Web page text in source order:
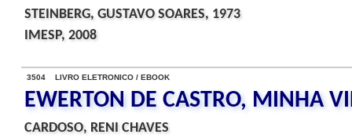
STEINBERG, GUSTAVO SOARES, 1973
IMESP, 2008
3504 LIVRO ELETRONICO / EBOOK
EWERTON DE CASTRO, MINHA
CARDOSO, RENI CHAVES